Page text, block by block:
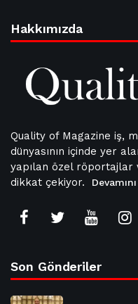
Hakkımızda
Quality of Magazine iş,
dünyasının içinde yer
yapılan özel röportajlar
dikkat çekiyor.
Son Gönderiler